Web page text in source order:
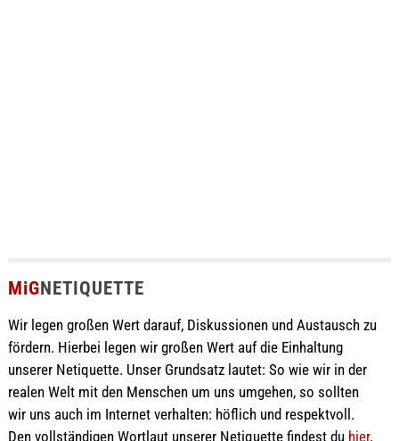
MiGNETIQUETTE
Wir legen großen Wert darauf, Diskussionen und Austausch zu
fördern. Hierbei legen wir großen Wert auf die Einhaltung
unserer Netiquette. Unser Grundsatz lautet: So wie wir in der
realen Welt mit den Menschen um uns umgehen, so sollten
wir uns auch im Internet verhalten: höflich und respektvoll.
Den vollständigen Wortlaut unserer Netiquette findest du hier.